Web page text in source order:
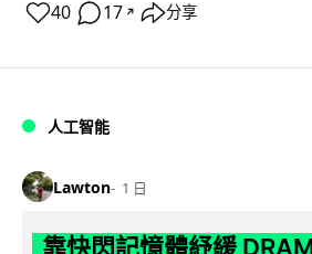
40 17 ↗ 分享
人工智能
Lawton 1 日
靠快閃記憶體紓緩